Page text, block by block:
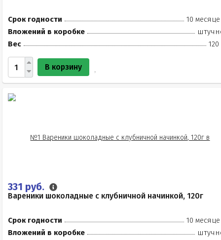
Срок годности
10
Вложений в коробке
Вес
120
В корзину
331 руб.
Вареники шоколадные с клубничной начинкой, 120г
Срок годности
10
Вложений в коробке